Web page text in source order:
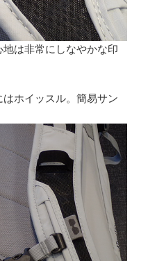
は非常にしなやかな印
ホイッスル。簡易サン